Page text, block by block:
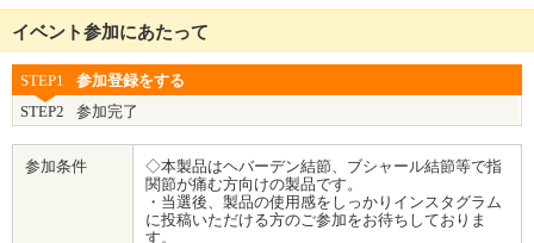
イベント参加にあたって
STEP1
参加登録をする
STEP2
参加完了
参加条件
◇本製品はヘバーデン結節、ブシャール結節等で指
関節が痛む方向けの製品です。
・当選後、製品の使用感をしっかりインスタグラム
に投稿いただける方のご参加をお待ちしておりま
す。